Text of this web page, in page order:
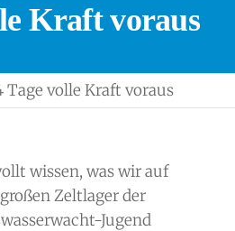
Kraft voraus
Tage volle Kraft voraus
wissen, was wir auf
Zeltlager der
Jugend